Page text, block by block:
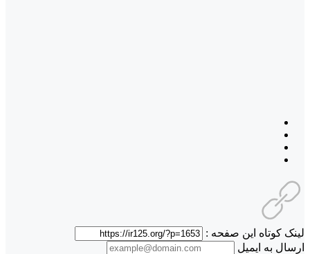
لینک کوتاه این صفحه :
ارسال به ایمیل